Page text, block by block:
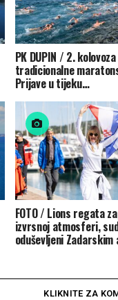
PK DUPIN / 2.
tradicionalne
Prijave u tijeku…
FOTO / Lions regata
izvrsnoj atmosferi,
oduševljeni
KLIKNITE ZA